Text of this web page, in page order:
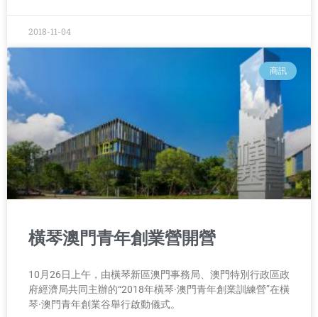
2018-11-04
商訊
橫琴澳門青年創業營開營
10月26日上午，由橫琴新區澳門事務局、澳門特別行政區政
府經濟局共同主辦的“2018年橫琴·澳門青年創業訓練營”在橫
琴·澳門青年創業谷舉行啟動儀式。